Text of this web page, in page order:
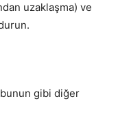
uzaklaşma) ve
gibi diğer